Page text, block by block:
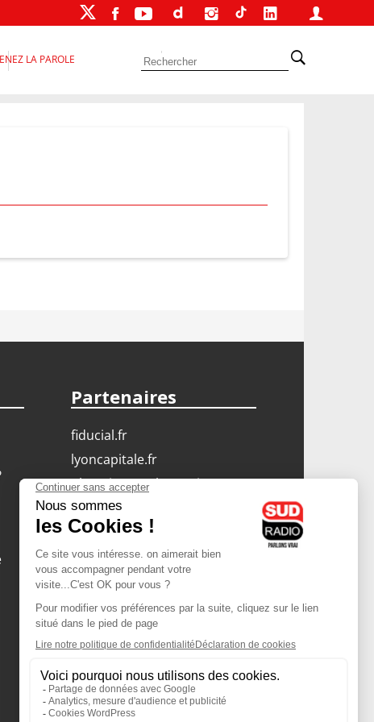
LA PAROLE
Partenaires
fiducial.fr
lyoncapitale.fr
olympique-et-lyonnais.com
L'application Iphone
/ Android
Téléchargez l'application
Les cookies
Gestion des cookies